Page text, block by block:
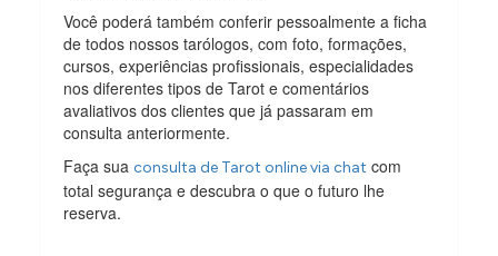
Você poderá também conferir pessoalmente a ficha
de todos nossos tarólogos, com foto, formações,
cursos, experiências profissionais, especialidades
nos diferentes tipos de Tarot e comentários
avaliativos dos clientes que já passaram em
consulta anteriormente.
Faça suaconsulta de Tarot online via chat com
total segurança e descubra o que o futuro lhe
reserva.